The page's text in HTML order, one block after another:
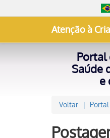
Atenção à
Portal
Saúde
e
Voltar